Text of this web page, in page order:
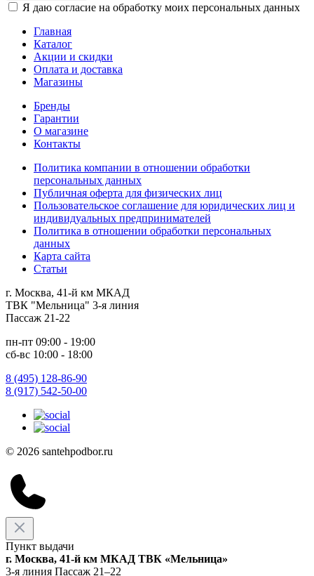
Я даю согласие на обработку моих персональных данных
Главная
Каталог
Акции и скидки
Оплата и доставка
Магазины
Бренды
Гарантии
О магазине
Контакты
Политика компании в отношении обработки
персональных данных
Публичная оферта для физических лиц
Пользовательское соглашение для юридических лиц и
индивидуальных предпринимателей
Политика в отношении обработки персональных
данных
Карта сайта
Статьи
г. Москва, 41-й км МКАД
ТВК "Мельница" 3-я линия
Пассаж 21-22
пн-пт 09:00 - 19:00
сб-вс 10:00 - 18:00
8 (495) 128-86-90
8 (917) 542-50-00
© 2026 santehpodbor.ru
Пункт выдачи
г. Москва, 41-й км МКАД ТВК «Мельница»
3-я линия Пассаж 21–22